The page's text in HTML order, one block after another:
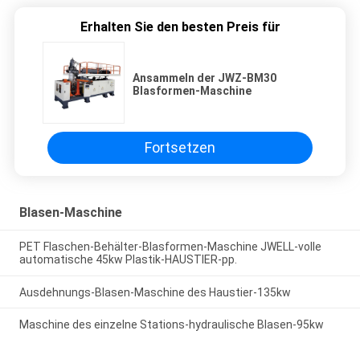
Erhalten Sie den besten Preis für
Ansammeln der JWZ-BM30
Blasformen-Maschine
Fortsetzen
Blasen-Maschine
PET Flaschen-Behälter-Blasformen-Maschine JWELL-volle
automatische 45kw Plastik-HAUSTIER-pp.
Ausdehnungs-Blasen-Maschine des Haustier-135kw
Maschine des einzelne Stations-hydraulische Blasen-95kw